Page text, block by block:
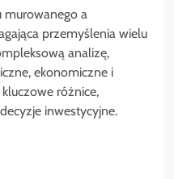
a
przemyślenia wielu
analizę,
ekonomiczne i
różnice,
inwestycyjne.